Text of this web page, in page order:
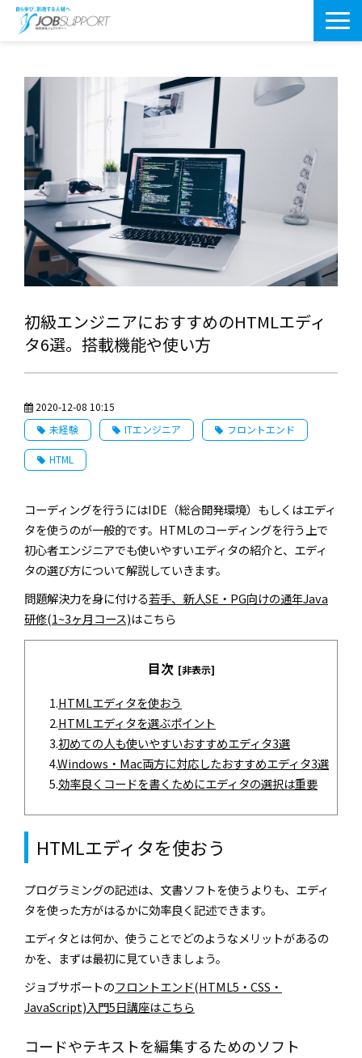
よくあるご質問
お役立ちブログ
会社案内・アクセス
初級エンジニアにおすすめのHTMLエディ
タ6選。搭載機能や使い方
2020-12-08 10:15
未経験
ITエンジニア フロントエンド
HTML
コーディングを行うにはIDE（総合開発環境）もしくはエディ
タを使うのが一般的です。HTMLのコーディングを行う上で
初心者エンジニアでも使いやすいエディタの紹介と、エディ
タの選び方について解説していきます。
問題解決力を身に付ける若手、新人SE・PG向けの通年Java
研修(1~3ヶ月コース)はこちら
目次 [非表示]
1.HTMLエディタを使おう
2.HTMLエディタを選ぶポイント
3.初めての人も使いやすいおすすめエディタ3選
4.Windows・Mac両方に対応したおすすめエディタ3選
5.効率良くコードを書くためにエディタの選択は重要
HTMLエディタを使おう
プログラミングの記述は、文書ソフトを使うよりも、エディ
タを使った方がはるかに効率良く記述できます。
エディタとは何か、使うことでどのようなメリットがあるの
かを、まずは最初に見ていきましょう。
ジョブサポートのフロントエンド(HTML5・CSS・
JavaScript)入門5日講座はこちら
コードやテキストを編集するためのソフト